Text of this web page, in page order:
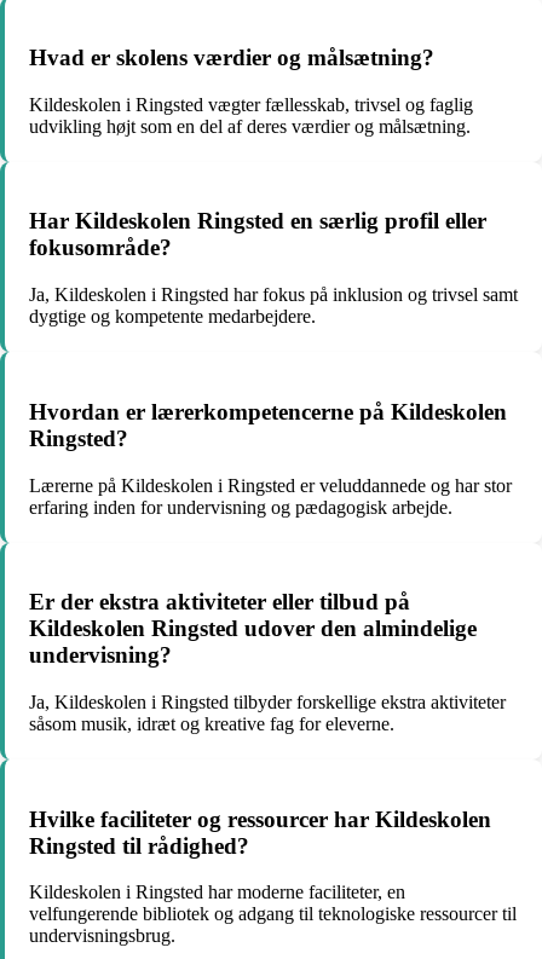
Hvad er skolens værdier og målsætning?
Kildeskolen i Ringsted vægter fællesskab, trivsel og faglig
udvikling højt som en del af deres værdier og målsætning.
Har Kildeskolen Ringsted en særlig profil eller
fokusområde?
Ja, Kildeskolen i Ringsted har fokus på inklusion og trivsel samt
dygtige og kompetente medarbejdere.
Hvordan er lærerkompetencerne på Kildeskolen
Ringsted?
Lærerne på Kildeskolen i Ringsted er veluddannede og har stor
erfaring inden for undervisning og pædagogisk arbejde.
Er der ekstra aktiviteter eller tilbud på
Kildeskolen Ringsted udover den almindelige
undervisning?
Ja, Kildeskolen i Ringsted tilbyder forskellige ekstra aktiviteter
såsom musik, idræt og kreative fag for eleverne.
Hvilke faciliteter og ressourcer har Kildeskolen
Ringsted til rådighed?
Kildeskolen i Ringsted har moderne faciliteter, en
velfungerende bibliotek og adgang til teknologiske ressourcer til
undervisningsbrug.